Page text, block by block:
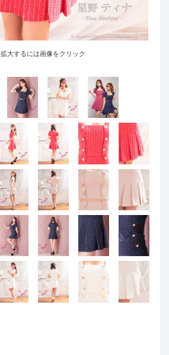
拡大するには画像をクリック